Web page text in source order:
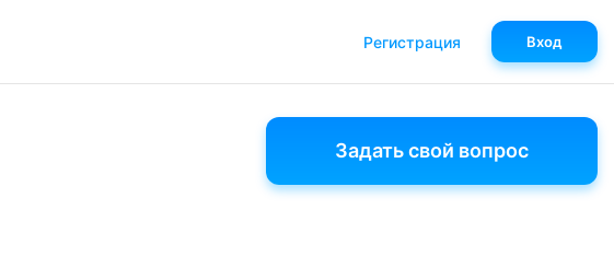
Задать свой вопрос
Регистрация Вход